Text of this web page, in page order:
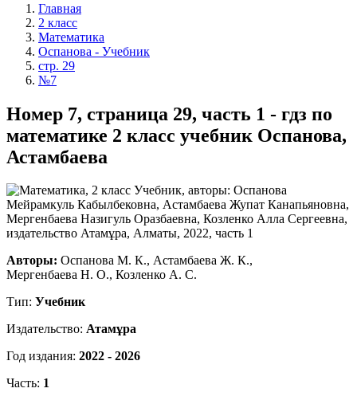
Главная
2 класс
Математика
Оспанова - Учебник
стр. 29
№7
Номер 7, страница 29, часть 1 - гдз по
математике 2 класс учебник Оспанова,
Астамбаева
Авторы: Оспанова М. К., Астамбаева Ж. К.,
Мергенбаева Н. О., Козленко А. С.
Тип: Учебник
Издательство: Атамұра
Год издания: 2022 - 2026
Часть: 1